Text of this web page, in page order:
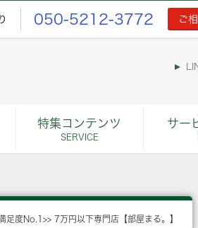
050-5212-3772 ご
特集コンテンツ
SERVICE
サー
足度No.1>> 7万円以下専門店【部屋まる。】